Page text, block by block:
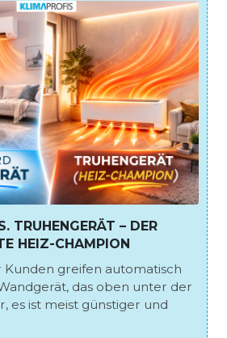
TRUHENGERÄT – DER
HEIZ-CHAMPION
Kunden greifen automatisch
das oben unter der
es ist meist günstiger und